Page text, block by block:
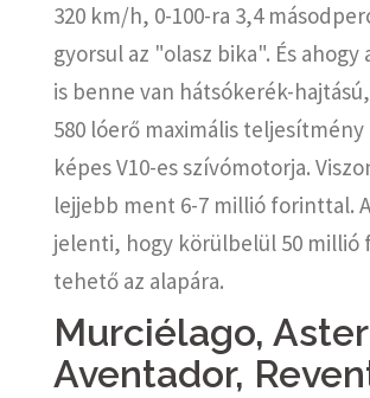
320 km/h, 0-100-ra 3,4
gyorsul az "olasz bika". És ahogy
is benne van hátsókerék-
580 lóerő maximális teljesítmény
képes V10-es szívómotorja.
lejjebb ment 6-7 millió forinttal.
jelenti, hogy körülbelül 50 millió
tehető az alapára.
Murciélago,
Aventador,